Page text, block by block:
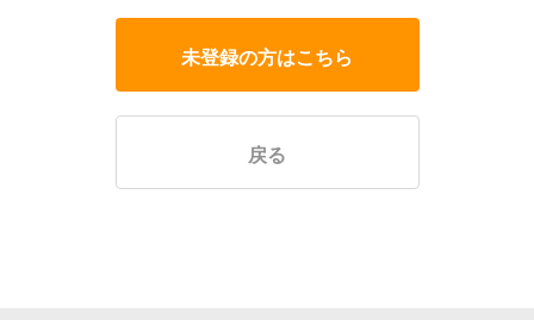
未登録の方はこちら
戻る